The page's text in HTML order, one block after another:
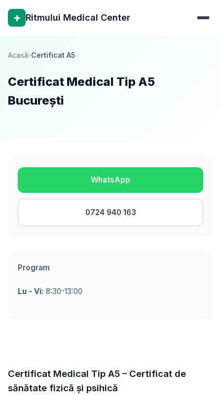
+ Ritmului Medical Center
Acasă›Certificat A5
Certificat Medical Tip A5
București
Certificat Medical Tip A5 – Certificat de
sănătate fizică și psihică
WhatsApp
0724 940 163
Program
Lu - Vi: 8:30-13:00